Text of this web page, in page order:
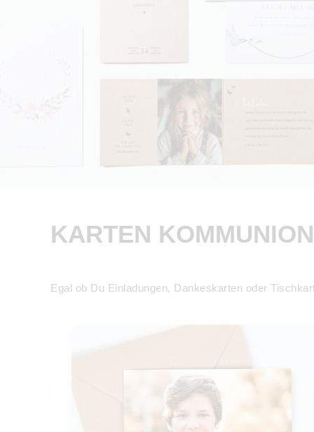
KARTEN
Egal ob Du Einladungen, Dankeskarten oder